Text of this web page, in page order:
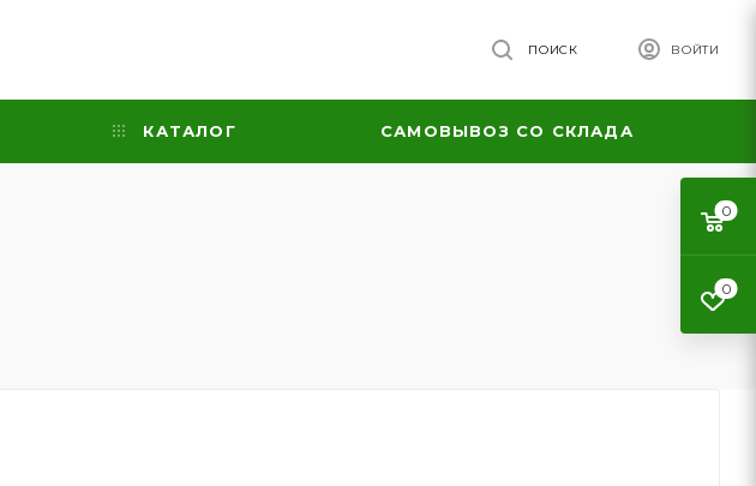
ВОЙТИ
ПОИСК
КАТАЛОГ САМОВЫВОЗ СО СКЛАДА
0
0